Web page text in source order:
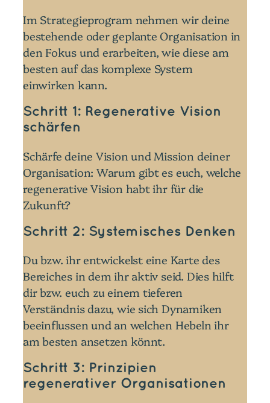
Im Strategieprogram nehmen wir deine
bestehende oder geplante Organisation in
den Fokus und erarbeiten, wie diese am
besten auf das komplexe System
einwirken kann.
Schritt 1: Regenerative Vision
schärfen
Schärfe deine Vision und Mission deiner
Organisation: Warum gibt es euch, welche
regenerative Vision habt ihr für die
Zukunft?
Schritt 2: Systemisches Denken
Du bzw. ihr entwickelst eine Karte des
Bereiches in dem ihr aktiv seid. Dies hilft
dir bzw. euch zu einem tieferen
Verständnis dazu, wie sich Dynamiken
beeinflussen und an welchen Hebeln ihr
am besten ansetzen könnt.
Schritt 3: Prinzipien
regenerativer Organisationen